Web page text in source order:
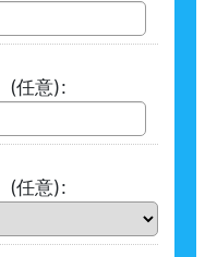
(任意):
(任意):